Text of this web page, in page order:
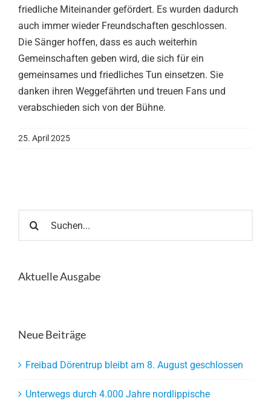
friedliche Miteinander gefördert. Es wurden dadurch
auch immer wieder Freundschaften geschlossen.
Die Sänger hoffen, dass es auch weiterhin
Gemeinschaften geben wird, die sich für ein
gemeinsames und friedliches Tun einsetzen. Sie
danken ihren Weggefährten und treuen Fans und
verabschieden sich von der Bühne.
25. April 2025
nach:
Aktuelle Ausgabe
Neue Beiträge
Freibad Dörentrup bleibt am 8. August geschlossen
Unterwegs durch 4.000 Jahre nordlippische